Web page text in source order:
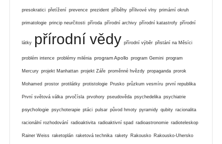
presokratici přetížení prevence prezident příběhy přílivové vlny primární okruh
primatologie princip neurčitosti příroda přírodní archivy přírodní katastrofy přírodní
látky přírodní vědy přírodní výběr přistání na Měsíci
problém intence problémy milénia program Apollo program Gemini program
Mercury projekt Manhattan projekt Záře proměnné hvězdy propaganda prorok
Mohamed prostor protilátky protistologie Prusko průzkum vesmíru první republika
První světová válka prvočísla prvohory pseudověda psychedelika psychiatrie
psychologie psychoterapie ptáci pulsar původ hmoty pyramidy qubity racionalita
racionální rozhodování radioaktivita radioaktivní spad radioastronomie radioteleskop
Rainer Weiss raketoplán raketová technika rakety Rakousko Rakousko-Uhersko